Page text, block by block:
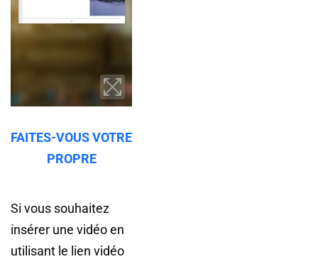
FAITES-VOUS VOTRE
PROPRE
Si vous souhaitez
insérer une vidéo en
utilisant le lien vidéo